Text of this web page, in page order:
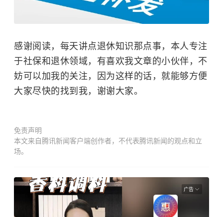
感谢阅读，每天讲点退休知识那点事，本人专注
于社保和退休领域，有喜欢我文章的小伙伴，不
妨可以加我的关注，因为这样的话，就能够方便
大家尽快的找到我，谢谢大家。
免责声明
本文来自腾讯新闻客户端创作者，不代表腾讯新闻的观点和立
场。
广告